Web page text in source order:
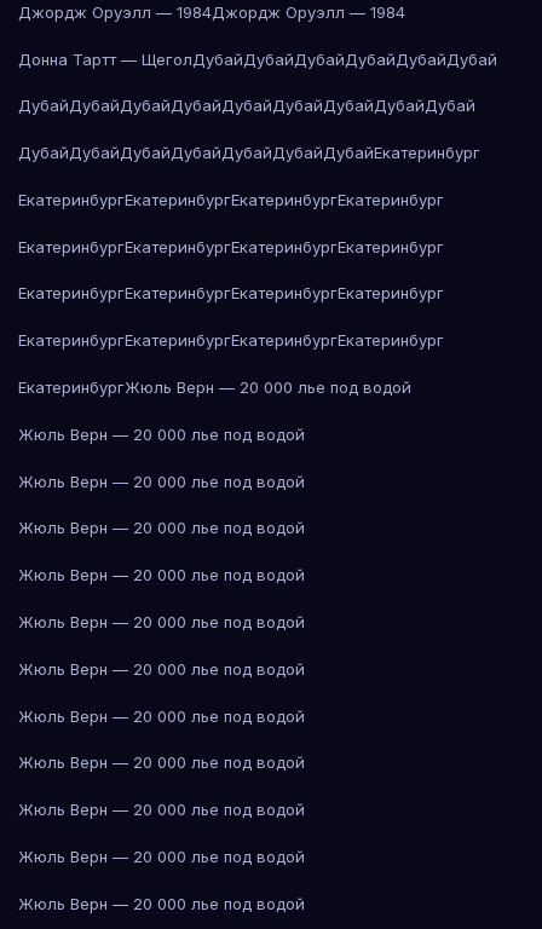
Джордж Оруэлл — 1984Джордж Оруэлл — 1984
Донна Тартт — ЩеголДубайДубайДубайДубайДубайДубай
ДубайДубайДубайДубайДубайДубайДубайДубайДубай
ДубайДубайДубайДубайДубайДубайДубайЕкатеринбург
ЕкатеринбургЕкатеринбургЕкатеринбургЕкатеринбург
ЕкатеринбургЕкатеринбургЕкатеринбургЕкатеринбург
ЕкатеринбургЕкатеринбургЕкатеринбургЕкатеринбург
ЕкатеринбургЕкатеринбургЕкатеринбургЕкатеринбург
ЕкатеринбургЖюль Верн — 20 000 лье под водой
Жюль Верн — 20 000 лье под водой
Жюль Верн — 20 000 лье под водой
Жюль Верн — 20 000 лье под водой
Жюль Верн — 20 000 лье под водой
Жюль Верн — 20 000 лье под водой
Жюль Верн — 20 000 лье под водой
Жюль Верн — 20 000 лье под водой
Жюль Верн — 20 000 лье под водой
Жюль Верн — 20 000 лье под водой
Жюль Верн — 20 000 лье под водой
Жюль Верн — 20 000 лье под водой